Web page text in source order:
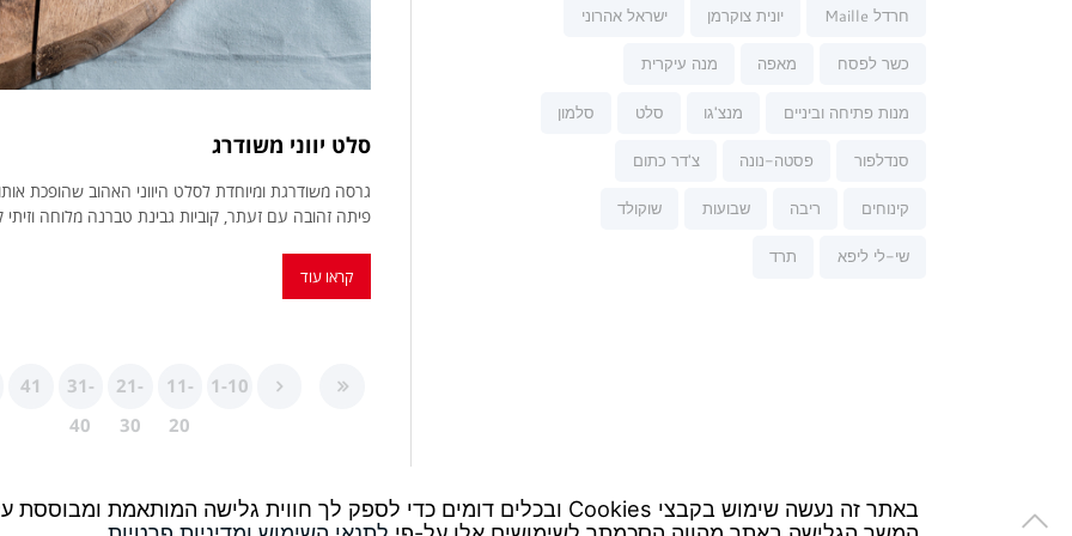
סלט יווני משודרג
גרסה משודרגת ומיוחדת לסלט היווני האהוב שהופכת
פיתה זהובה עם זעתר, קוביות גבינת טברנה מלוחה
קראו עוד
1-10
11-
20
21-
30
31-
40
41
חרדל Maille יונית צוקרמן ישראל אהרוני
כשר לפסח מאפה מנה עיקרית
מנות פתיחה וביניים מנצ'גו סלט סלמון
סנדלפור פסטה-נונה צ'דר כתום
קינוחים ריבה שבועות שוקולד
שי-לי ליפא תרד
Design: / Tzeela Levin Peled | Development:Triotech
באתר זה נעשה שימוש בקבצי Cookies ובכלים דומים כדי לספק לך חווית גלישה המותאמת ומבוססת על נתוני הגלישה שלך באתר.